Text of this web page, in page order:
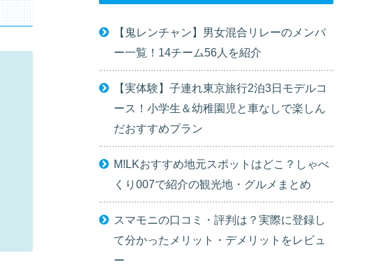
【鬼レンチャン】男女混合リレーのメンバ
ー一覧！14チーム56人を紹介
【実体験】子連れ東京旅行2泊3日モデルコ
ース！小学生＆幼稚園児と車なしで楽しん
だおすすめプラン
M!LKおすすめ地元スポットはどこ？しゃべ
くり007で紹介の観光地・グルメまとめ
スマモニの口コミ・評判は？実際に登録し
て分かったメリット・デメリットをレビュ
ー